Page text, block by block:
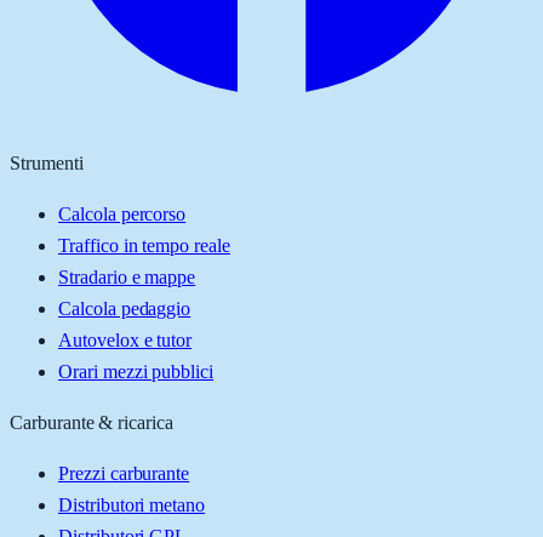
Strumenti
Calcola percorso
Traffico in tempo reale
Stradario e mappe
Calcola pedaggio
Autovelox e tutor
Orari mezzi pubblici
Carburante & ricarica
Prezzi carburante
Distributori metano